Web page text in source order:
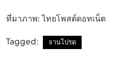
ที่มาภาพ: ไทยโพสต์ดอทเน็ต
Tagged: จานโปรด